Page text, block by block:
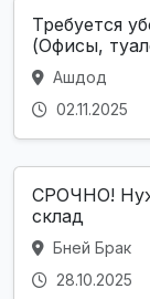
Требуется
(Офисы,
Ашдод
02.11.2025
СРОЧНО!
склад
Бней Брак
28.10.2025